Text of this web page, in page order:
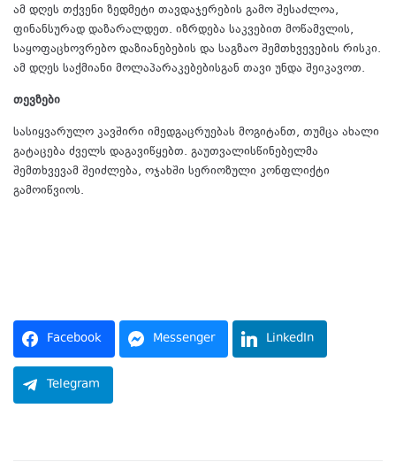
ამ დღეს თქვენი ზედმეტი თავდაჯერების გამო შესაძლოა,
ფინანსურად დაზარალდეთ. იზრდება საკვებით მოწამვლის,
საყოფაცხოვრებო დაზიანებების და საგზაო შემთხვევების რისკი.
ამ დღეს საქმიანი მოლაპარაკებებისგან თავი უნდა შეიკავოთ.
თევზები
სასიყვარულო კავშირი იმედგაცრუებას მოგიტანთ, თუმცა ახალი
გატაცება ძველს დაგავიწყებთ. გაუთვალისწინებელმა
შემთხვევამ შეიძლება, ოჯახში სერიოზული კონფლიქტი
გამოიწვიოს.
Facebook Messenger LinkedIn
Telegram